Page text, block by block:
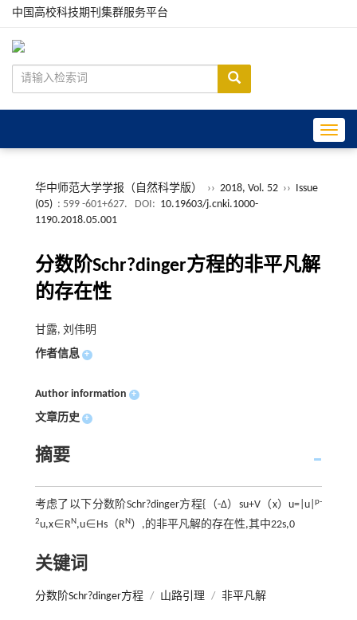
中国高校科技期刊集群服务平台
华中师范大学学报（自然科学版） ›› 2018, Vol. 52 ›› Issue
(05) : 599 -601+627. DOI: 10.19603/j.cnki.1000-
1190.2018.05.001
分数阶Schr?dinger方程的非平凡解
的存在性
甘露, 刘伟明
作者信息 +
Author information +
文章历史 +
摘要
考虑了以下分数阶Schr?dinger方程{（-Δ）su+V（x）u=|u|p-
2u,x∈RN,u∈Hs（RN）,的非平凡解的存在性,其中22s,0
关键词
分数阶Schr?dinger方程 / 山路引理 / 非平凡解